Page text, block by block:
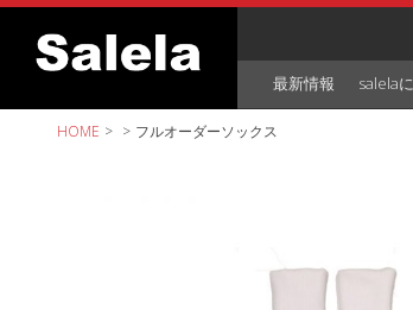
Skip
content
最新情報 salela
HOME > > フルオーダーソックス